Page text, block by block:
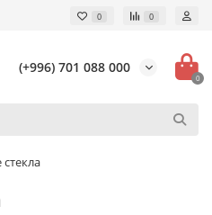
0 0
(+996) 701 088 000
0